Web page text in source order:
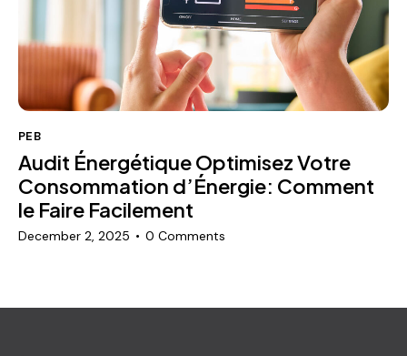
PEB
Audit Énergétique Optimisez Votre
Consommation d’Énergie: Comment
le Faire Facilement
December 2, 2025 0 Comments